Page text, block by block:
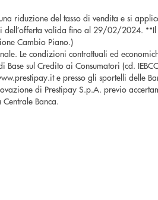
riduzione del tasso di vendita e si
dell’offerta valida fino al 29/02/2024.
Cambio Piano.)
Le condizioni contrattuali ed
sul Credito ai Consumatori (cd.
e presso gli sportelli delle
di Prestipay S.p.A. previo
Banca.